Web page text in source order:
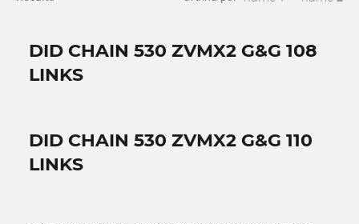
DID CHAIN 530 ZVMX2 G&G 108
LINKS
DID CHAIN 530 ZVMX2 G&G 110
LINKS